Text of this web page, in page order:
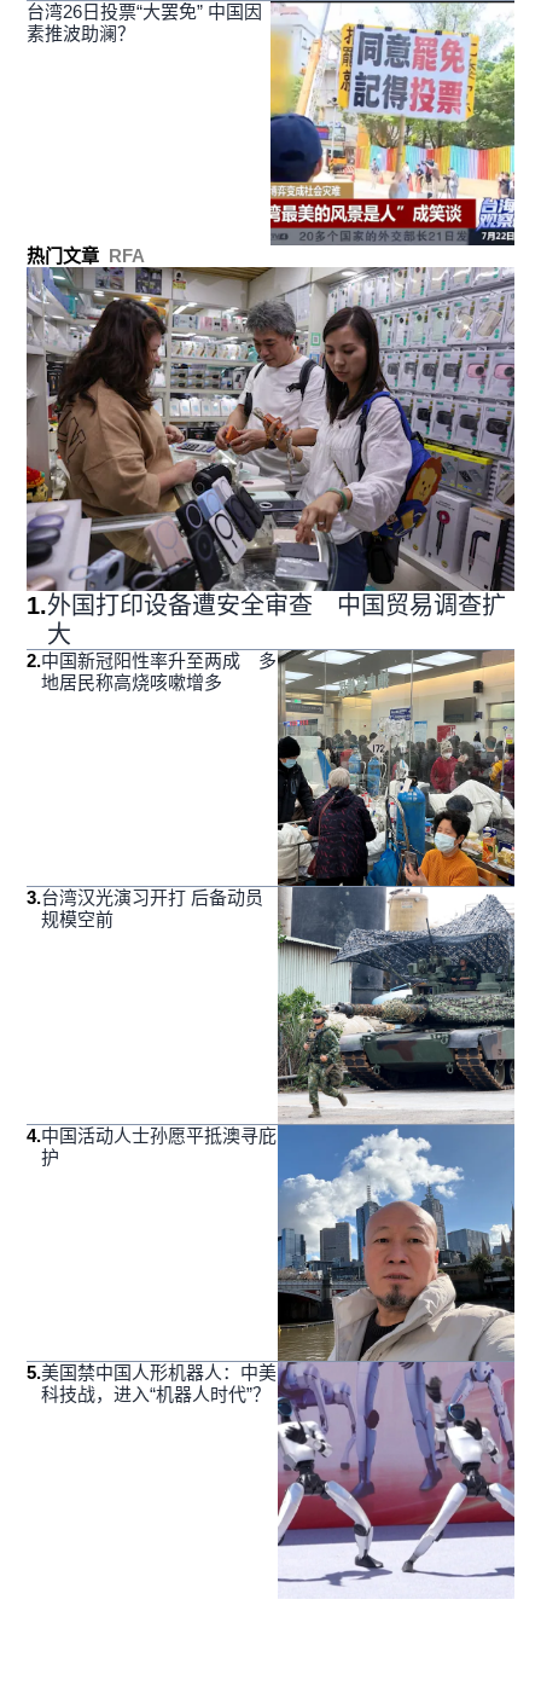
台湾26日投票“大罢免” 中国因
素推波助澜？
热门文章 RFA
1.外国打印设备遭安全审查 中国贸易调查扩
大
2.中国新冠阳性率升至两成 多
地居民称高烧咳嗽增多
3.台湾汉光演习开打 后备动员
规模空前
4.中国活动人士孙愿平抵澳寻庇
护
5.美国禁中国人形机器人：中美
科技战，进入“机器人时代”？